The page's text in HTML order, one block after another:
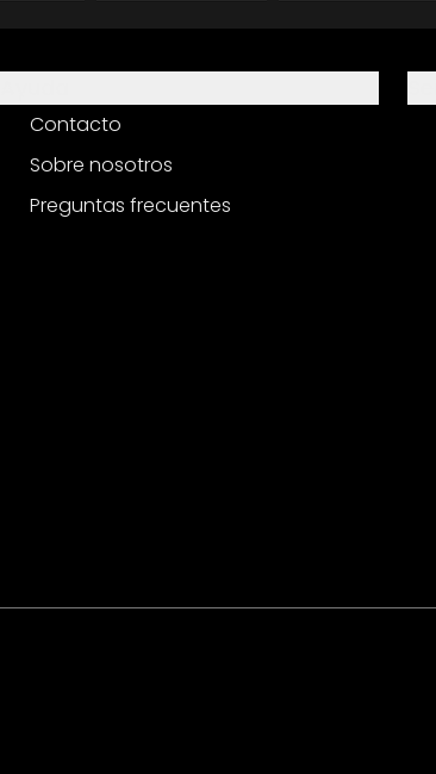
Contacto
Sobre nosotros
Preguntas frecuentes